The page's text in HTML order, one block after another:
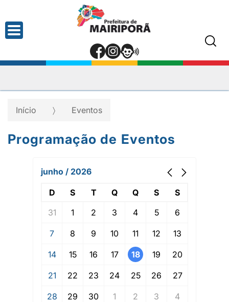
Início Eventos
Programação de Eventos
junho / 2026
D S T Q Q S
S
31
1 2 3 4 5 6
7 8 9 10 11 12 13
14 15 16 17 18 19 20
21 22 23 24 25 26 27
28 29 30 1 2 3 4